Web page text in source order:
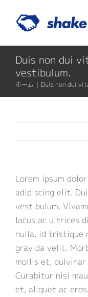
content
Home
Blog
民泊代行
不動産関連サ
デザイン・シ
ITサポートサ
代表挨拶
会社概要
Contact
Duis non dui
vestibulum.
ホーム | Duis non dui
Lorem ipsum
adipiscing elit.
vestibulum.
lacus ac ultrices
nulla, id tristique
gravida velit.
mollis et,
Curabitur nisi
et, aliquet ac